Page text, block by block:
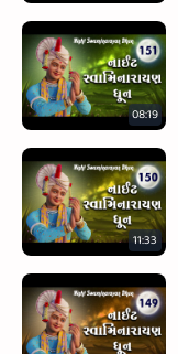
08:19
11:33